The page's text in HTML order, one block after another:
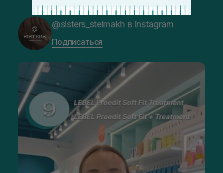
@sisters_stelmakh в Instagram
Подписаться